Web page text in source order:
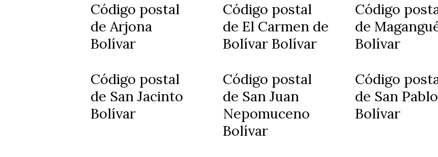
Código postal
de Arjona
Bolívar
Código postal
de El Carmen de
Bolívar Bolívar
Código
de
Bolívar
Código postal
de San Jacinto
Bolívar
Código postal
de San Juan
Nepomuceno
Bolívar
Código
de San Pablo
Bolívar